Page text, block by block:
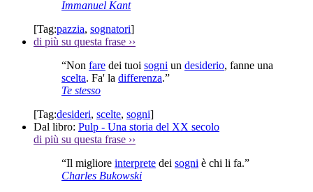
Immanuel Kant
[Tag:pazzia, sognatori]
di più su questa frase ››
“Non fare dei tuoi sogni un desiderio, fanne una
scelta. Fa' la differenza.”
Te stesso
[Tag:desideri, scelte, sogni]
Dal libro: Pulp - Una storia del XX secolo
di più su questa frase ››
“Il migliore interprete dei sogni è chi li fa.”
Charles Bukowski